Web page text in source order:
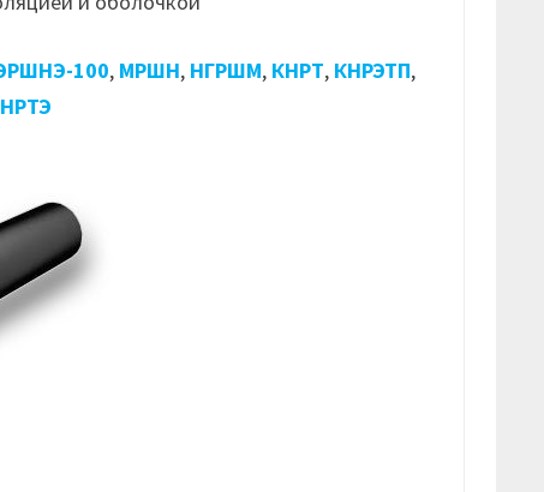
100, МРШН, НГРШМ, КНРТ, КНРЭТП,